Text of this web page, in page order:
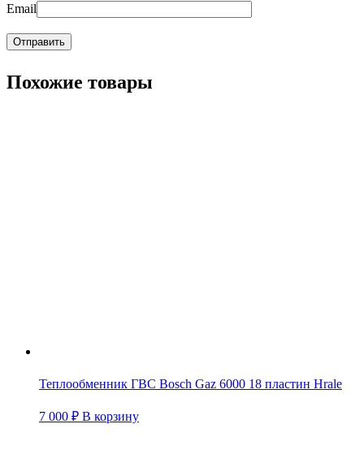
Email
Похожие товары
Теплообменник ГВС Bosch Gaz 6000 18 пластин Hrale
7 000 ₽ В корзину